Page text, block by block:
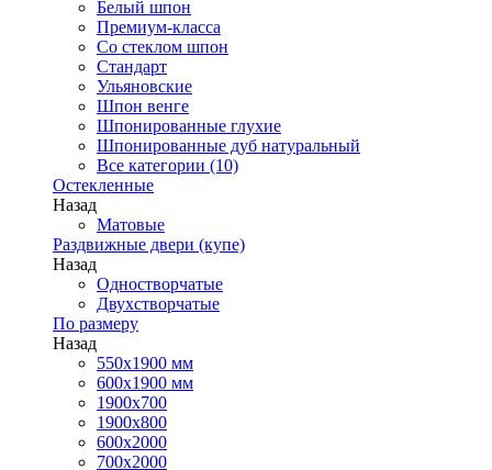
Белый шпон
Премиум-класса
Со стеклом шпон
Стандарт
Ульяновские
Шпон венге
Шпонированные глухие
Шпонированные дуб натуральный
Все категории (10)
Остекленные
Назад
Матовые
Раздвижные двери (купе)
Назад
Одностворчатые
Двухстворчатые
По размеру
Назад
550x1900 мм
600x1900 мм
1900х700
1900х800
600x2000
700x2000